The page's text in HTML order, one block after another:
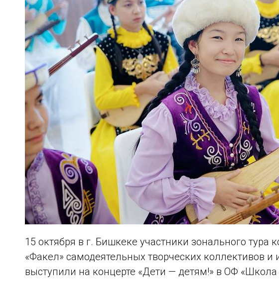
15 октября в г. Бишкеке участники зонального тура
«Факел» самодеятельных творческих коллективов
выступили на концерте «Дети — детям!» в ОФ